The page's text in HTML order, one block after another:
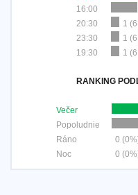
16:00
20:30
1
23:30
1
19:30
1
RANKING
Večer
Popoludnie
Ráno
0
Noc
0